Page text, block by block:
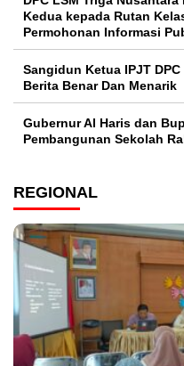
Kedua kepada Rutan
Permohonan Informasi
Sangidun Ketua IPJT
Berita Benar Dan Menarik
​Gubernur Al Haris dan
Pembangunan Sekolah
REGIONAL